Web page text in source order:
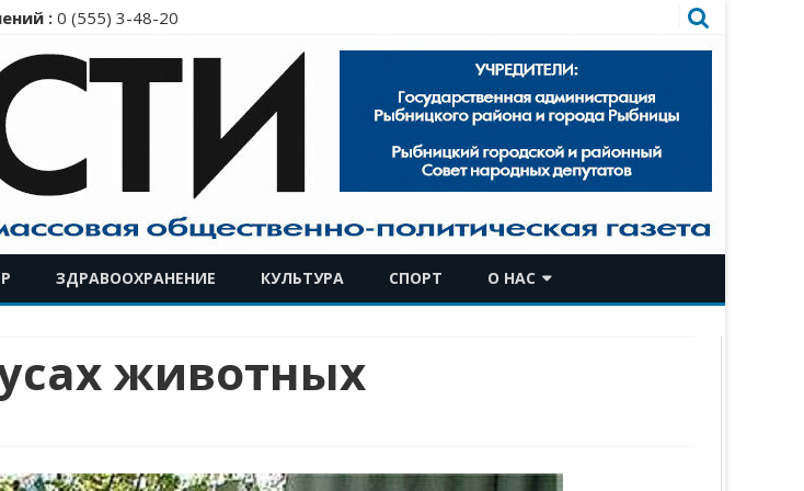
: 0 (555) 3-48-20
к
содержимому
ЗДРАВООХРАНЕНИЕ КУЛЬТУРА СПОРТ О НАС
животных